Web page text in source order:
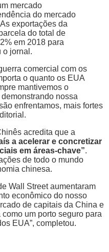
mercado
do mercado
exportações da
do total de
em 2018 para
o jornal.
comercial com os
o quanto os EUA
mantivemos o
nossa
enfrentamos, mais fortes
acredita que a
a acelerar e concretizar
em áreas-chave”.
de todo o mundo
chinesa.
Wall Street aumentaram
econômico do nosso
de capitais da China e
como um porto seguro para
EUA”, completou.